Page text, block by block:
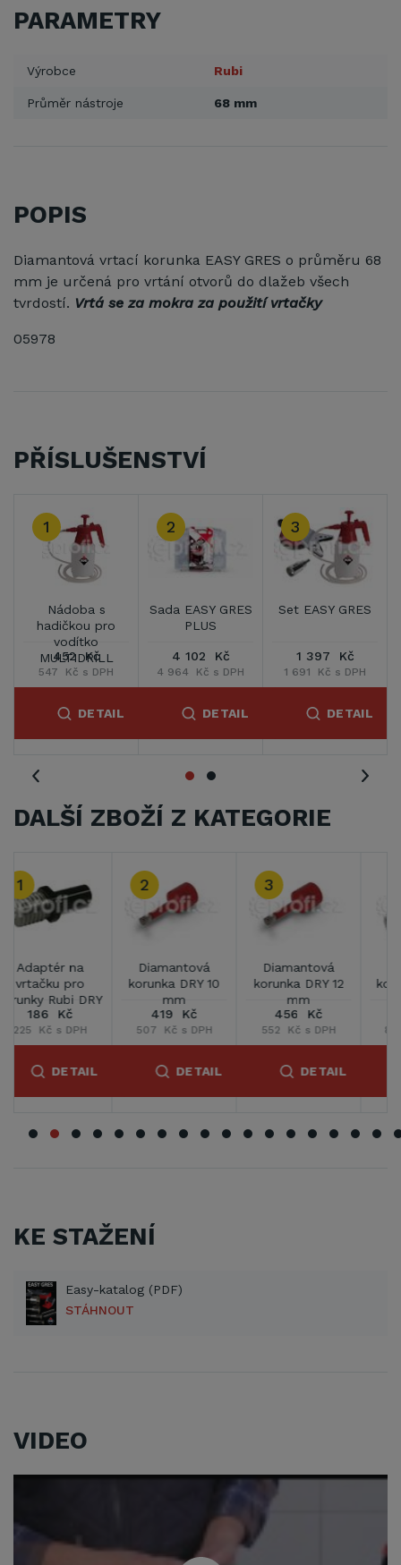
PARAMETRY
Výrobce Rubi
Průměr nástroje 68 mm
POPIS
Diamantová vrtací korunka EASY GRES o průměru 68
mm je určená pro vrtání otvorů do dlažeb všech
tvrdostí. Vrtá se za mokra za použití vrtačky
05978
PŘÍSLUŠENSTVÍ
1
Nádoba s
hadičkou pro
vodítko
MULTIDRILL
452 Kč
547 Kč s DPH
DETAIL
2
Sada EASY GRES
PLUS
4 102 Kč
4 964 Kč s DPH
DETAIL
3
Set EASY GRES
1 397 Kč
1 691 Kč s DPH
DETAIL
DALŠÍ ZBOŽÍ Z KATEGORIE
Diamantová
korunka DRY 20
mm
727 Kč
879 Kč s DPH
DETAIL
Diamantová
korunka DRY 28
848 Kč
1 027 Kč s DPH
DETAIL
Diamantová
korunka DRY 35
1 091 Kč
1 320 Kč s DPH
DETAIL
KE STAŽENÍ
Easy-katalog (PDF)
STÁHNOUT
VIDEO